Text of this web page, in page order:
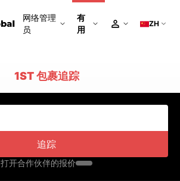
网络管理
员
有
用
ZH
1ST 包裹追踪
追踪
打开合作伙伴的报价